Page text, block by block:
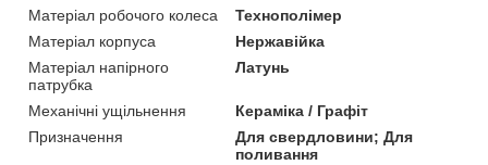
Матеріал робочого колеса
Технополімер
Матеріал корпуса
Нержавійка
Матеріал напірного
патрубка
Латунь
Механічні ущільнення
Кераміка / Графіт
Призначення
Для свердловини; Для
поливання